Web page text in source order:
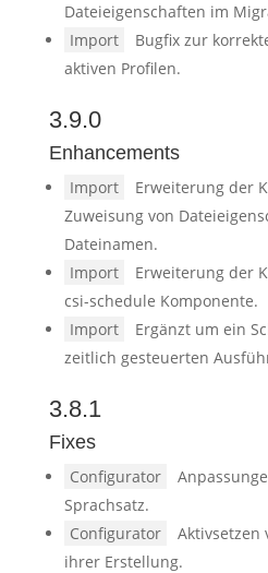
Dateieigenschaften im
Import
Bugfix zur
aktiven Profilen.
3.9.0
Enhancements
Import
Erweiterung der
Zuweisung von
Dateinamen.
Import
Erweiterung der
csi-schedule Komponente.
Import
Ergänzt um ein
zeitlich gesteuerten
3.8.1
Fixes
Configurator
Sprachsatz.
Configurator
Aktivsetzen
ihrer Erstellung.